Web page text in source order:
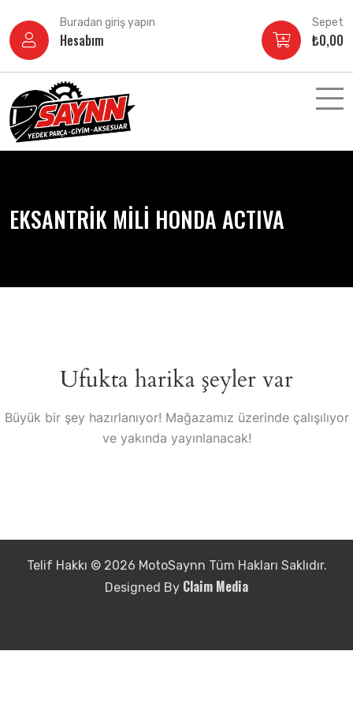
atla
Buradan giriş yapın
Hesabım
Sepet
₺0,00
EKSANTRİK MİLİ HONDA ACTIVA
Ufukta harika şeyler var
Büyük bir şey hazırlanıyor! Mağazamız üzerinde çalışılıyor
ve yakında yayınlanacak!
Telif Hakkı © 2026 MotoSaynn Tüm Hakları Saklıdır.
Designed By Claim Media